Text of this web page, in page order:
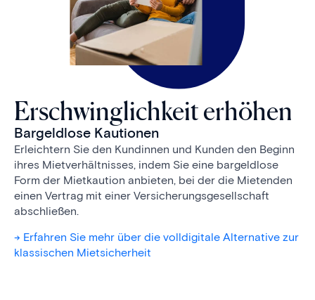
Erschwinglichkeit erhöhen
Bargeldlose Kautionen
Erleichtern Sie den Kundinnen und Kunden den Beginn
ihres Mietverhältnisses, indem Sie eine bargeldlose
Form der Mietkaution anbieten, bei der die Mietenden
einen Vertrag mit einer Versicherungsgesellschaft
abschließen.
-> Erfahren Sie mehr über die volldigitale Alternative zur
klassischen Mietsicherheit